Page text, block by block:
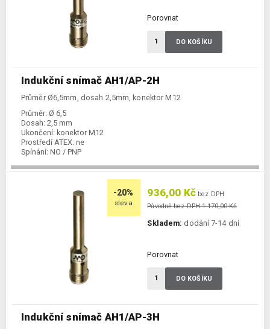
Indukční snímač AH1/AP-2H
Průměr Ø6,5mm, dosah 2,5mm, konektor M12
Průměr: Ø 6,5
Dosah: 2,5 mm
Ukončení: konektor M12
Prostředí ATEX: ne
Spínání: NO / PNP
Porovnat
DO KOŠÍKU
-20%
sleva
Indukční snímač AH1/AP-3H
936,00 Kč bez DPH
Původně bez DPH 1 170,00 Kč
Skladem: dodání 7-14 dní
Porovnat
DO KOŠÍKU